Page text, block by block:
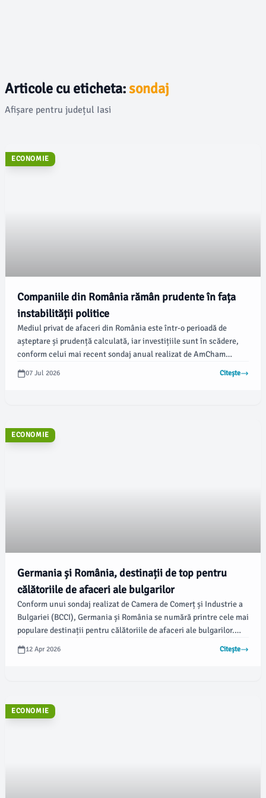
Articole cu eticheta:sondaj
Afișare pentru județul Iasi
ECONOMIE
Companiile din România rămân prudente în fața
instabilității politice
Mediul privat de afaceri din România este într-o perioadă de
așteptare și prudență calculată, iar investițiile sunt în scădere,
conform celui mai recent sondaj anual realizat de AmCham
(camera de comerț americană în România). Acesta a fost
prezentat miercuri și arată o dispunere din partea companiilor de
07 Jul 2026 Citește
ECONOMIE
Germania și România, destinații de top pentru
călătoriile de afaceri ale bulgarilor
Conform unui sondaj realizat de Camera de Comerț și Industrie a
Bulgariei (BCCI), Germania și România se numără printre cele mai
populare destinații pentru călătoriile de afaceri ale bulgarilor.
Sondajul a fost realizat între 5 și 13 martie 2026, implicând 75
de companii și având peste 6.000 de respondenți prin intermediul
12 Apr 2026 Citește
ECONOMIE